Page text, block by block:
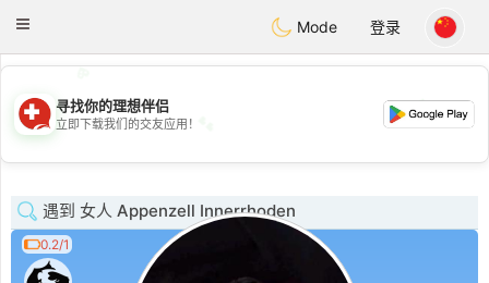
Suissi
Toggle
Mode 登录
💖
💖
💕
寻找你的理想伴侣
立即下载我们的交友应用！
遇到 女人 Appenzell Innerrhoden
0.2/1